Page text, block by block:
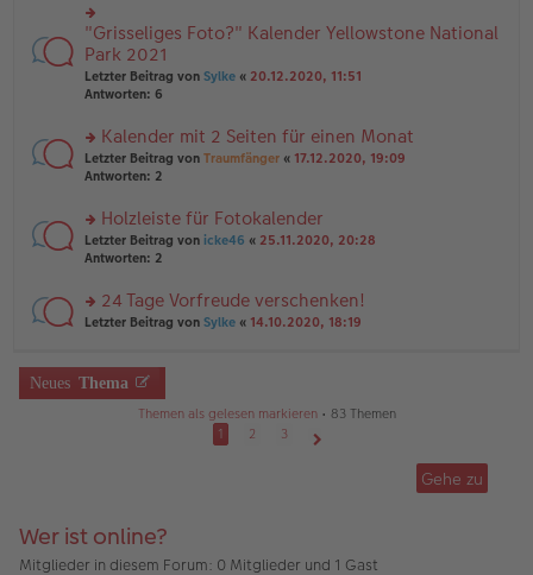
g
er
B
ei
tr
a
g
el
es
e
n
er
tr
a
g
rs
te
r
u
n
el
es
e
B
ei
tr
g
"Grisseliges Foto?" Kalender Yellowstone National
Park 2021
Letzter Beitrag von Sylke « 20.12.2020, 11:51
Antworten: 6
rs
te
n
g
el
e
n
ei
tr
Kalender mit 2 Seiten für einen Monat
Letzter Beitrag von Traumfänger « 17.12.2020, 19:09
Antworten: 2
rs
te
n
g
es
e
n
Holzleiste für Fotokalender
Letzter Beitrag von icke46 « 25.11.2020, 20:28
Antworten: 2
rs
u
n
ei
a
24 Tage Vorfreude verschenken!
Letzter Beitrag von Sylke « 14.10.2020, 18:19
Neues Thema
Themen als gelesen markieren• 83 Themen
1
2
3
Gehe zu
Wer ist online?
Mitglieder in diesem Forum: 0 Mitglieder und 1 Gast